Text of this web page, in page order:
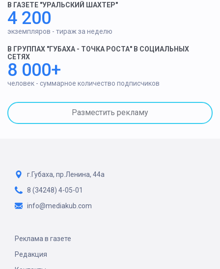
В ГАЗЕТЕ "УРАЛЬСКИЙ ШАХТЕР"
4 200
экземпляров - тираж за неделю
В ГРУППАХ "ГУБАХА - ТОЧКА РОСТА" В СОЦИАЛЬНЫХ
СЕТЯХ
8 000+
человек - суммарное количество подписчиков
Разместить рекламу
г.Губаха, пр.Ленина, 44а
8 (34248) 4-05-01
info@mediakub.com
Реклама в газете
Редакция